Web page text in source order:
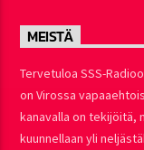
MEISTÄ
Tervetuloa SSS-
on Virossa
kanavalla on tekijöitä,
kuunnellaan yli